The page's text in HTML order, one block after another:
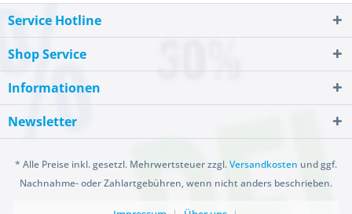
Service Hotline
Shop Service
Informationen
Newsletter
* Alle Preise inkl. gesetzl. Mehrwertsteuer zzgl.Versandkosten und ggf.
Nachnahme- oder Zahlartgebühren, wenn nicht anders beschrieben.